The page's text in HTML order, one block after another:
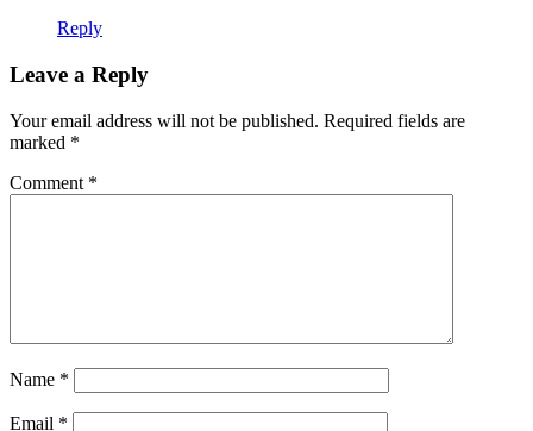
Reply
Leave a Reply
Your email address will not be published. Required fields are
marked *
Comment *
Name *
Email *